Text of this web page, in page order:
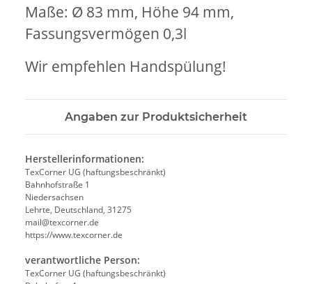
Maße: Ø 83 mm, Höhe 94 mm,
Fassungsvermögen 0,3l
Wir empfehlen Handspülung!
Angaben zur Produktsicherheit
Herstellerinformationen:
TexCorner UG (haftungsbeschränkt)
Bahnhofstraße 1
Niedersachsen
Lehrte, Deutschland, 31275
mail@texcorner.de
https://www.texcorner.de
verantwortliche Person:
TexCorner UG (haftungsbeschränkt)